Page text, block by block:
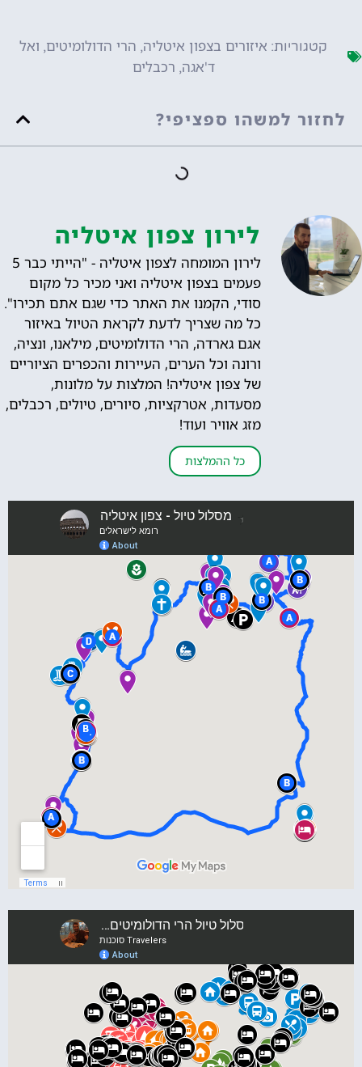
קטגוריות: איזורים בצפון איטליה, הרי הדולומיטים, ואל
ד'אגה, רכבלים
לחזור למשהו ספציפי?
לירון צפון איטליה
לירון המומחה לצפון איטליה - "הייתי כבר 5
פעמים בצפון איטליה ואני מכיר כל מקום
סודי, הקמנו את האתר כדי שגם אתם תכירו".
כל מה שצריך לדעת לקראת הטיול באיזור
אגם גארדה, הרי הדולומיטים, מילאנו, ונציה,
ורונה וכל הערים, העיירות והכפרים הציוריים
של צפון איטליה! המלצות על מלונות,
מסעדות, אטרקציות, סיורים, טיולים, רכבלים,
מזג אוויר ועוד!
כל ההמלצות